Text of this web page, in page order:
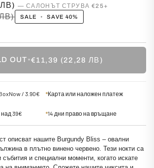
SALE • SAVE 40%
OUT•€11,39 (22,28 ЛВ)
/ 3.90€
Карта или наложен платеж
39€ 14 дни право на връщане
описват нашите Burgundy Bliss – овални
в плътно винено червено. Тези нокти са
събития и специални моменти, когато искате